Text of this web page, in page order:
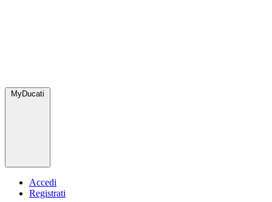
MyDucati
Accedi
Registrati